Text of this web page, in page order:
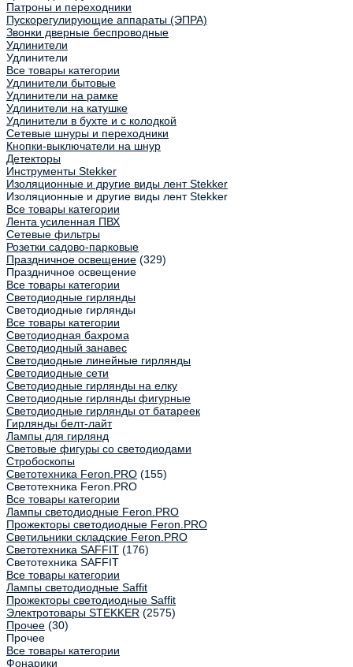
Патроны и переходники
Пускорегулирующие аппараты (ЭПРА)
Звонки дверные беспроводные
Удлинители
Удлинители
Все товары категории
Удлинители бытовые
Удлинители на рамке
Удлинители на катушке
Удлинители в бухте и с колодкой
Сетевые шнуры и переходники
Кнопки-выключатели на шнур
Детекторы
Инструменты Stekker
Изоляционные и другие виды лент Stekker
Изоляционные и другие виды лент Stekker
Все товары категории
Лента усиленная ПВХ
Сетевые фильтры
Розетки садово-парковые
Праздничное освещение (329)
Праздничное освещение
Все товары категории
Светодиодные гирлянды
Светодиодные гирлянды
Все товары категории
Светодиодная бахрома
Светодиодный занавес
Светодиодные линейные гирлянды
Светодиодные сети
Светодиодные гирлянды на елку
Светодиодные гирлянды фигурные
Светодиодные гирлянды от батареек
Гирлянды белт-лайт
Лампы для гирлянд
Световые фигуры со светодиодами
Стробоскопы
Светотехника Feron.PRO (155)
Светотехника Feron.PRO
Все товары категории
Лампы светодиодные Feron.PRO
Прожекторы светодиодные Feron.PRO
Светильники складские Feron.PRO
Светотехника SAFFIT (176)
Светотехника SAFFIT
Все товары категории
Лампы светодиодные Saffit
Прожекторы светодиодные Saffit
Электротовары STEKKER (2575)
Прочее (30)
Прочее
Все товары категории
Фонарики